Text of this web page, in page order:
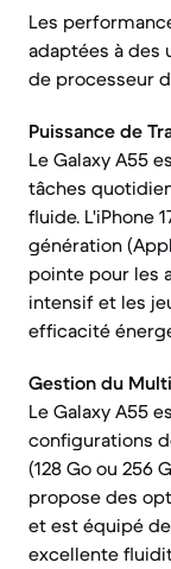
Les
adaptées à des
de processeur
Puissance de
Le Galaxy A55
tâches
fluide. L'iPhone
génération
pointe pour les
intensif et les
efficacité
Gestion du
Le Galaxy A55
configurations
(128 Go ou 256
propose des
et est équipé
excellente